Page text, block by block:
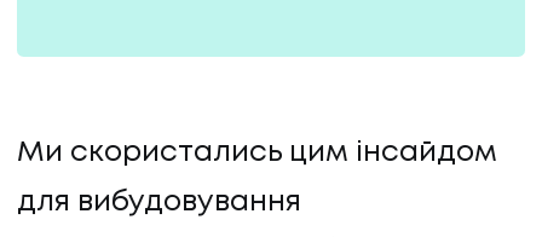
Ми скористались цим інсайдом
для вибудовування